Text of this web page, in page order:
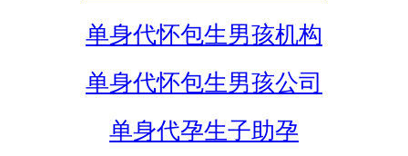
单身代怀包生男孩机构
单身代怀包生男孩公司
单身代孕生子助孕